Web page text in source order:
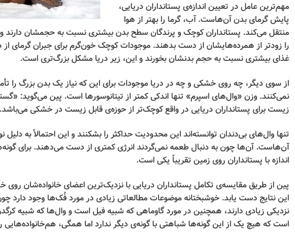
مهم‌ترین عامل در تعیین اندازه‌ی پستانداران دریایی،
پایش گرمای بدن آن‌هاست. آب، گرما را بهتر از هوا
منتقل می‌کند. پستانداران کوچک و پرندگان سطح بدن بیشتری نسبت به حجمشان دارند
را زودتر از همرده‌هایشان از دست بدهند. موجودات کوچک خون‌گرم برای جبران گرمای
غذای بیشتری نسبت به حجم بدنشان بخورند و این، زیر دریا مشکل بزرگ‌تری است.
از سوی دیگر، چه روی خشکی و چه در دریا موجودات برای این که نیاز یک بدن بزرگ را
نمی‌کنند. وزن «وال‌های اسپرم» تنها اندکی کمتر از تیتانوسورها است. پین می‌گوید:
زیست برای پستانداران دریایی در واقع کوچک‌تر از حوزه‌ی قابل زیست در خشکی
تنها وال‌های بی‌دندان توانسته‌اند این محدودیت حداکثر را بشکنند و این احتمالاً به دلیل
آن‌هاست. آن‌ها چون به دنبال طعمه نمی‌گردند انرژی کمتری از دست می‌دهند. برای
اندازه با پستانداران روی زمین تقریباً یکی است.
پین از طریق مقایسه‌ی تکامل پستانداران دریایی با نزدیک‌ترین اعضای خانواده‌شان
این نتایج دست یابد. خوشبختانه موضوعات مطالعاتی زیادی در مورد فُک‌ها وجود
نزدیکی زیادی دارند، همچنین در مورد گاوماهی که شبیه فیل است و وال‌ها که شبیه
است که هیچ یک از این گونه‌ها شباهتی با گونه‌ی دیگر ندارد اما همگی،